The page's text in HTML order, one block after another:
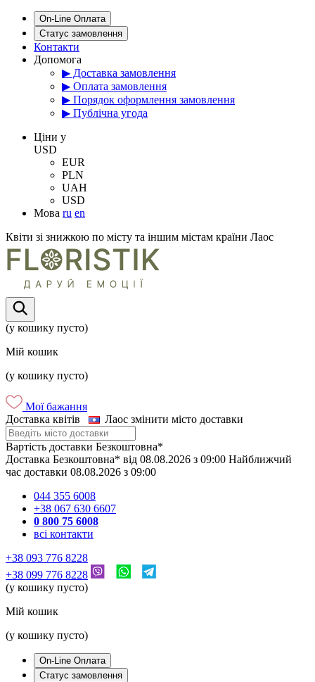
On-Line Оплата
Статус замовлення
Контакти
Допомога
▶ Доставка замовлення
▶ Оплата замовлення
▶ Порядок оформлення замовлення
▶ Публічна угода
Цiни у
USD
EUR
PLN
UAH
USD
Мова ru en
Квіти зі знижкою по місту та іншим містам країни Лаос
(у кошику пусто)
Мій кошик
(у кошику пусто)
Мої бажання
Доставка квітів
Лаос змінити місто доставки
Вартість доставки Безкоштовна*
Доставка Безкоштовна* від 08.08.2026 з 09:00 Найближчий
час доставки 08.08.2026 з 09:00
044 355 6008
+38 067 630 6607
0 800 75 6008
всі контакти
+38 093 776 8228
+38 099 776 8228
(у кошику пусто)
Мій кошик
(у кошику пусто)
On-Line Оплата
Статус замовлення